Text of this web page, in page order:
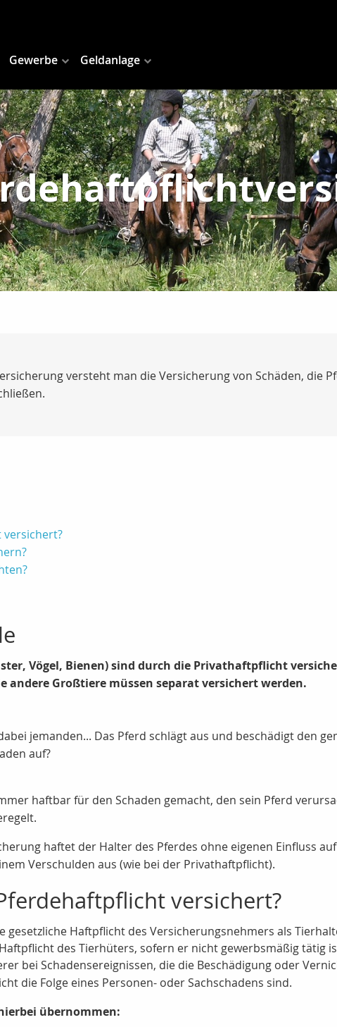
Gewerbe Geldanlage
versteht man die Versicherung von Schäden, die
versichert?
Vögel, Bienen) sind durch die Privathaftpflicht
andere Großtiere müssen separat versichert werden.
jemanden... Das Pferd schlägt aus und beschädigt den
auf?
haftbar für den Schaden gemacht, den sein Pferd
haftet der Halter des Pferdes ohne eigenen Einfluss
Verschulden aus (wie bei der Privathaftpflicht).
versichert?
gesetzliche Haftpflicht des Versicherungsnehmers als
des Tierhüters, sofern er nicht gewerbsmäßig tätig
bei Schadensereignissen, die die Beschädigung oder
die Folge eines Personen- oder Sachschadens sind.
übernommen: